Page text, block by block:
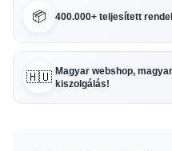
📦 400.000+ teljesített
🇭🇺 Magyar webshop,
kiszolgálás!